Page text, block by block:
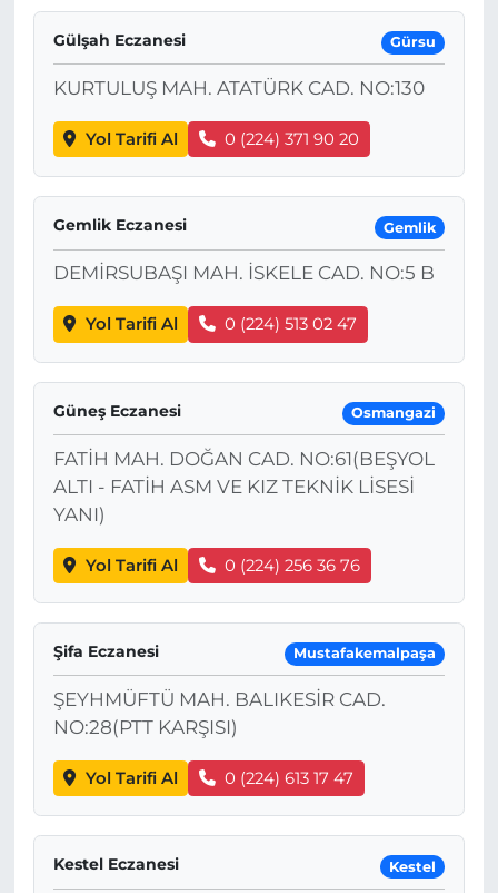
Gülşah Eczanesi Gürsu
KURTULUŞ MAH. ATATÜRK CAD. NO:130
Yol Tarifi Al 0 (224) 371 90 20
Gemlik Eczanesi Gemlik
DEMİRSUBAŞI MAH. İSKELE CAD. NO:5 B
Yol Tarifi Al 0 (224) 513 02 47
Güneş Eczanesi Osmangazi
FATİH MAH. DOĞAN CAD. NO:61(BEŞYOL
ALTI - FATİH ASM VE KIZ TEKNİK LİSESİ
YANI)
Yol Tarifi Al 0 (224) 256 36 76
Şifa Eczanesi Mustafakemalpaşa
ŞEYHMÜFTÜ MAH. BALIKESİR CAD.
NO:28(PTT KARŞISI)
Yol Tarifi Al 0 (224) 613 17 47
Kestel Eczanesi Kestel